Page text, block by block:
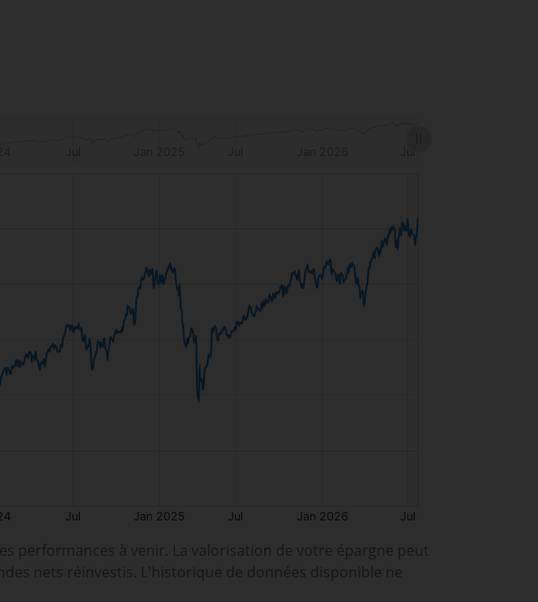
performances à venir. La valorisation de votre épargne peut
nets réinvestis. L'historique de données disponible ne